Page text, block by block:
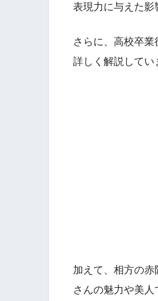
表現力に与えた影
さらに、高校卒
詳しく解説してい
加えて、相方の
さんの魅力や美